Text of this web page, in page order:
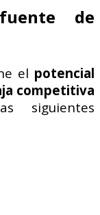
de
el potencial
competitiva
siguientes